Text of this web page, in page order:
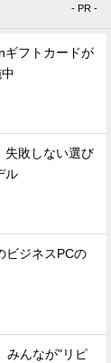
- PR -
ギフトカードが
失敗しない選び
ル
ビジネスPCの
みんなが"リピ